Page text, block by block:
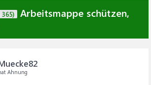
Arbeitsmappe schützen,
Ahnung